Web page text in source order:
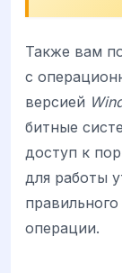
Также вам
с
версией
битные
доступ к
для работы
операции.